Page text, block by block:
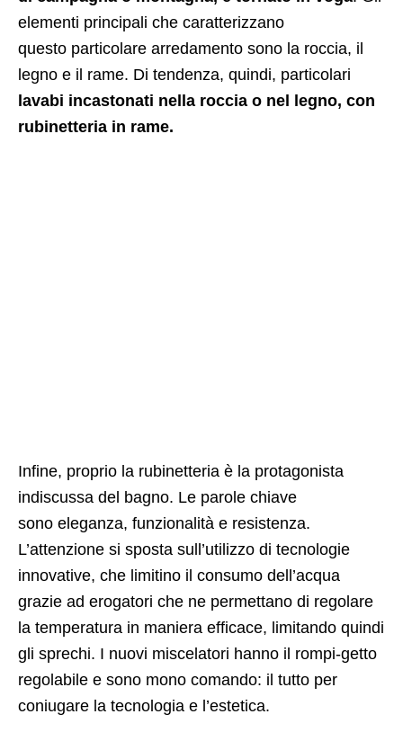
elementi principali che caratterizzano
questo particolare arredamento sono la roccia, il
legno e il rame. Di tendenza, quindi, particolari
lavabi incastonati nella roccia o nel legno, con
rubinetteria in rame.
Infine, proprio la rubinetteria è la protagonista
indiscussa del bagno. Le parole chiave
sono eleganza, funzionalità e resistenza.
L’attenzione si sposta sull’utilizzo di tecnologie
innovative, che limitino il consumo dell’acqua
grazie ad erogatori che ne permettano di regolare
la temperatura in maniera efficace, limitando quindi
gli sprechi. I nuovi miscelatori hanno il rompi-getto
regolabile e sono mono comando: il tutto per
coniugare la tecnologia e l’estetica.